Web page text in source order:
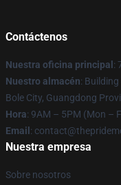
Contáctenos
Nuestra oficina principal :
Nuestro almacén:
Bole City, Guangdong
Hora: 9AM – 5PM (Mon –
Email :
Nuestra empresa
Sobre nosotros